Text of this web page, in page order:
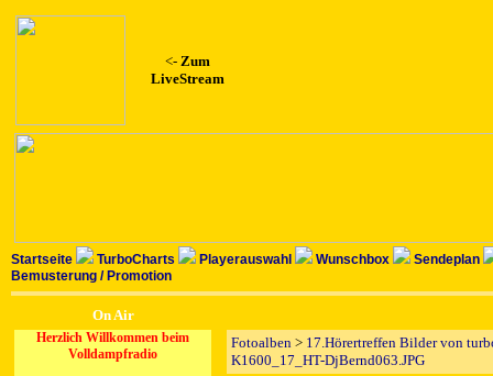
<- Zum
LiveStream
Startseite TurboCharts Playerauswahl Wunschbox
Sendeplan
Bemusterung / Promotion
On Air
Herzlich Willkommen beim
Volldampfradio
Fotoalben > 17.Hörertreffen Bilder von
K1600_17_HT-DjBernd063.JPG